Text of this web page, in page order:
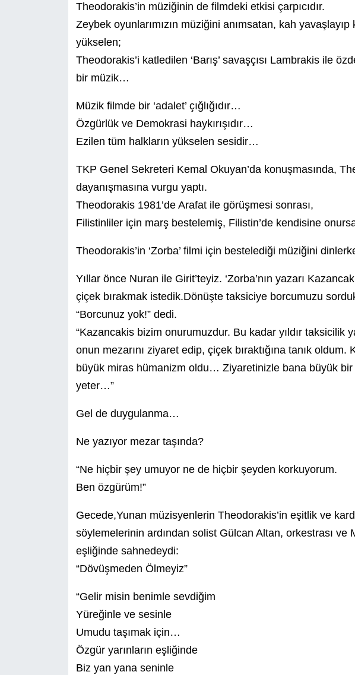
Theodorakis’in müziğinin de filmdeki etkisi çarpıcıdır.
Zeybek oyunlarımızın müziğini anımsatan, kah
yükselen;
Theodorakis’i katledilen ‘Barış’ savaşçısı Lambrakis ile
bir müzik…
Müzik filmde bir ‘adalet’ çığlığıdır…
Özgürlük ve Demokrasi haykırışıdır…
Ezilen tüm halkların yükselen sesidir…
TKP Genel Sekreteri Kemal Okuyan’da konuşmasında,
dayanışmasına vurgu yaptı.
Theodorakis 1981’de Arafat ile görüşmesi sonrası,
Filistinliler için marş bestelemiş, Filistin’de kendisine
Theodorakis’in ‘Zorba’ filmi için bestelediği müziğini
Yıllar önce Nuran ile Girit’teyiz. ‘Zorba’nın yazarı
çiçek bırakmak istedik.Dönüşte taksiciye borcumuzu
“Borcunuz yok!” dedi.
“Kazancakis bizim onurumuzdur. Bu kadar yıldır taksicilik
onun mezarını ziyaret edip, çiçek bıraktığına tanık oldum.
büyük miras hümanizm oldu… Ziyaretinizle bana büyük bir
yeter…”
Gel de duygulanma…
Ne yazıyor mezar taşında?
“Ne hiçbir şey umuyor ne de hiçbir şeyden korkuyorum.
Ben özgürüm!”
Gecede,Yunan müzisyenlerin Theodorakis’in eşitlik ve
söylemelerinin ardından solist Gülcan Altan, orkestrası ve
eşliğinde sahnedeydi:
“Dövüşmeden Ölmeyiz”
“Gelir misin benimle sevdiğim
Yüreğinle ve sesinle
Umudu taşımak için…
Özgür yarınların eşliğinde
Biz yan yana seninle